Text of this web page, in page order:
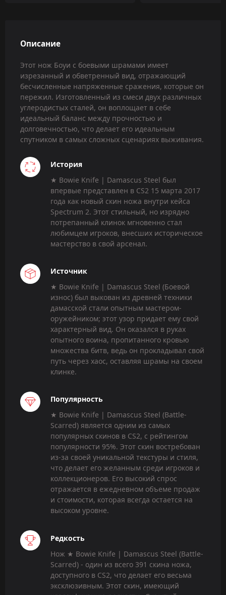
Описание
Этот нож Боуи с боевыми шрамами имеет
изрезанный и обветренный вид, отражающий
бесчисленные напряженные сражения, которые он
пережил. Изготовленный из смеси двух различных
углеродистых сталей, он воплощает в себе
идеальный баланс между прочностью и
долговечностью, что делает его идеальным
спутником в самых сложных сценариях выживания.
История
★ Bowie Knife | Damascus Steel был
впервые представлен в CS2 15 марта 2017
года как новый скин ножа внутри кейса
Spectrum 2. Этот стильный, но изрядно
потрепанный клинок мгновенно стал
любимцем игроков, внесших историческое
мастерство в свой арсенал.
Источник
★ Bowie Knife | Damascus Steel (Боевой
износ) был выкован из древней техники
дамасской стали опытным мастером-
оружейником; этот узор придает ему свой
характерный вид. Он оказался в руках
опытного воина, пропитанного кровью
множества битв, ведь он прокладывал свой
путь через хаос, оставляя шрамы на своем
клинке.
Популярность
★ Bowie Knife | Damascus Steel (Battle-
Scarred) является одним из самых
популярных скинов в CS2, с рейтингом
популярности 95%. Этот скин востребован
из-за своей уникальной текстуры и стиля,
что делает его желанным среди игроков и
коллекционеров. Его высокий спрос
отражается в ежедневном объеме продаж
и стоимости, которая всегда остается на
высоком уровне.
Редкость
Нож ★ Bowie Knife | Damascus Steel (Battle-
Scarred) - один из всего 391 скина ножа,
доступного в CS2, что делает его весьма
эксклюзивным. Этот скин, имеющий